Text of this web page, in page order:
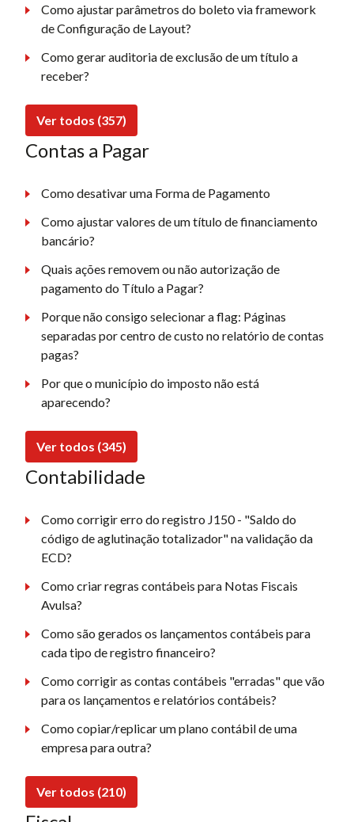
Como ajustar parâmetros do boleto via framework
de Configuração de Layout?
Como gerar auditoria de exclusão de um título a
receber?
Ver todos (357)
Contas a Pagar
Como desativar uma Forma de Pagamento
Como ajustar valores de um título de financiamento
bancário?
Quais ações removem ou não autorização de
pagamento do Título a Pagar?
Porque não consigo selecionar a flag: Páginas
separadas por centro de custo no relatório de contas
pagas?
Por que o município do imposto não está
aparecendo?
Ver todos (345)
Contabilidade
Como corrigir erro do registro J150 - "Saldo do
código de aglutinação totalizador" na validação da
ECD?
Como criar regras contábeis para Notas Fiscais
Avulsa?
Como são gerados os lançamentos contábeis para
cada tipo de registro financeiro?
Como corrigir as contas contábeis "erradas" que vão
para os lançamentos e relatórios contábeis?
Como copiar/replicar um plano contábil de uma
empresa para outra?
Ver todos (210)